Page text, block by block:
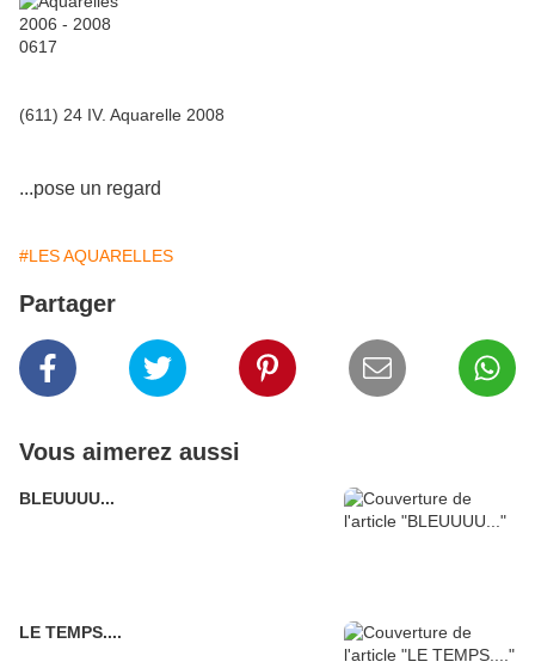
(611) 24 IV. Aquarelle 2008
...pose un regard
#LES AQUARELLES
Partager
Vous aimerez aussi
BLEUUUU...
LE TEMPS....